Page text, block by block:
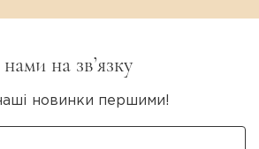
на зв’язку
новинки першими!